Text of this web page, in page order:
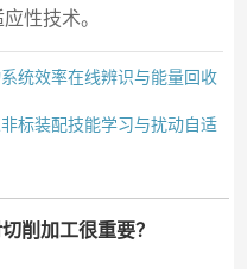
性技术。
统效率在线辨识与能量回收
标装配技能学习与扰动自适
削加工很重要？